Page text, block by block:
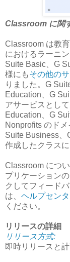
Classroom に関
Classroom は教
におけるラーニ
Suite Basic、G
様にもその他の
りました。G
Education、G
アサービスとし
Education、G
Nonprofits のド
Suite Business、
作成したクラス
Classroom につ
プリケーション
クしてフィード
は、 ヘルプセン
ください。
リリースの詳細
リリース方式:
即時リリースと